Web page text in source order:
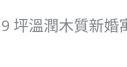
坪溫潤木質新婚